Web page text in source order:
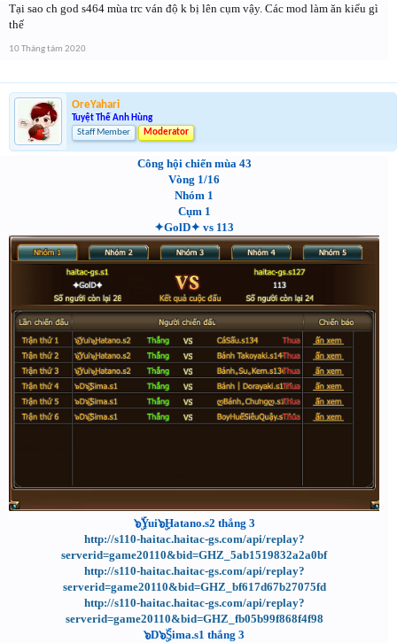
Tại sao ch god s464 mùa trc ván độ k bị lên cụm vậy. Các mod làm ăn kiểu gì
thế
10 Tháng tám 2020
OreYahari
Tuyệt Thế Anh Hùng
Staff Member
Moderator
Công hội chiến mùa 43
Vòng 1/16
Nhóm 1
Cụm 1
✦GolD✦ vs 113
๖ۣۜYui๖ۣHatano.s2 thắng 3
http://s110-haitac.haitac-gs.com/api/replay?
serverid=game20110&bid=GHZ_5ab1519832a2a0bf
http://s110-haitac.haitac-gs.com/api/replay?
serverid=game20110&bid=GHZ_bf617d67b27075fd
http://s110-haitac.haitac-gs.com/api/replay?
serverid=game20110&bid=GHZ_fb05b99f868f4f98
๖D๖ۣۜSima.s1 thắng 3